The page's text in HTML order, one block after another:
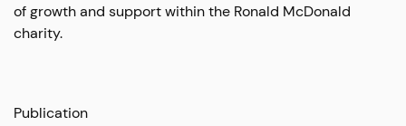
of growth and support within the Ronald McDonald
charity.
Publication